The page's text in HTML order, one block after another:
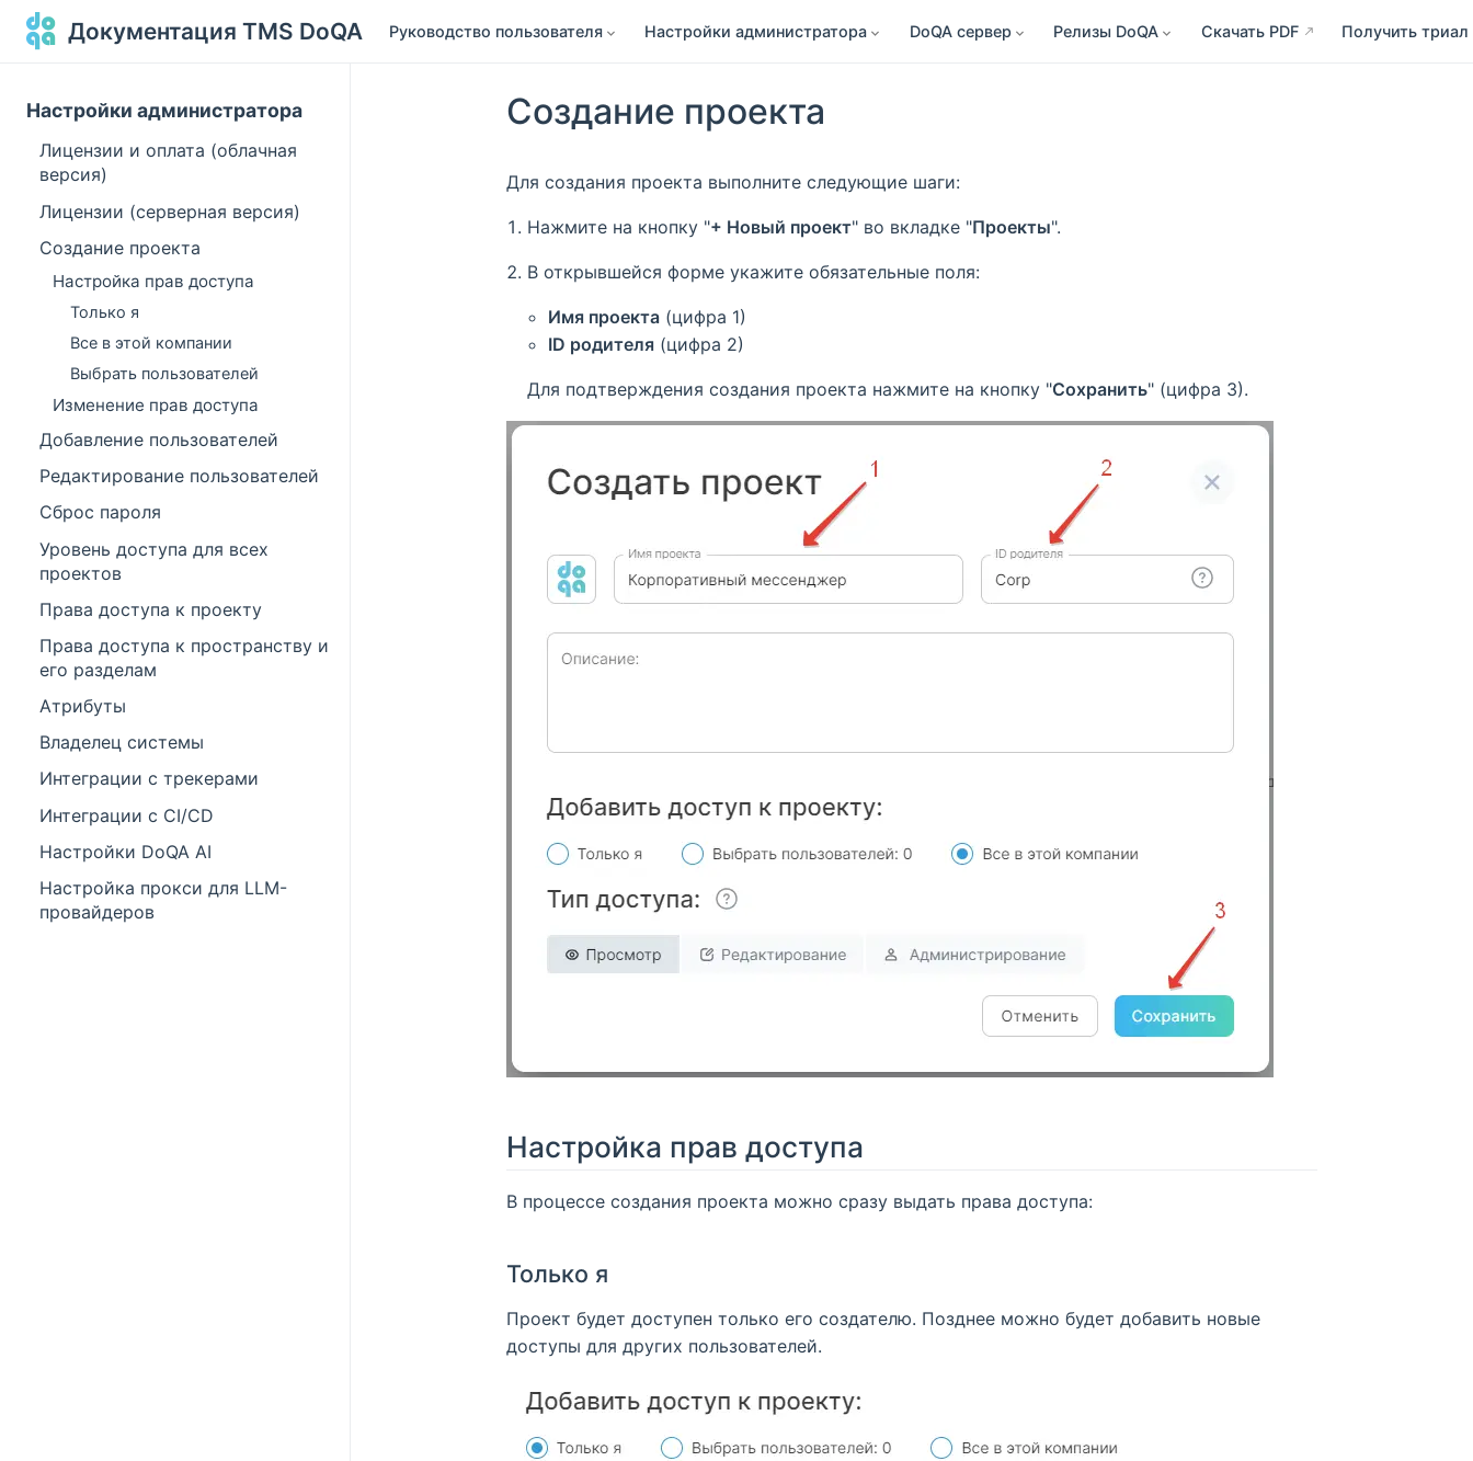
Документация TMS DoQA Руководство пользователя Настройки администратора DoQA сервер Релизы DoQA Скачать PDF Получить триал
Настройки администратора
Лицензии и оплата (облачная
версия)
Лицензии (серверная версия)
Создание проекта
Настройка прав доступа
Только я
Все в этой компании
Выбрать пользователей
Изменение прав доступа
Добавление пользователей
Редактирование пользователей
Сброс пароля
Уровень доступа для всех
проектов
Права доступа к проекту
Права доступа к пространству и
его разделам
Атрибуты
Владелец системы
Интеграции с трекерами
Интеграции с CI/CD
Настройки DoQA AI
Настройка прокси для LLM-
провайдеров
Создание проекта
Для создания проекта выполните следующие шаги:
Нажмите на кнопку "+ Новый проект" во вкладке "Проекты".
В открывшейся форме укажите обязательные поля:
Имя проекта (цифра 1)
ID родителя (цифра 2)
Для подтверждения создания проекта нажмите на кнопку "Сохранить" (цифра 3).
Настройка прав доступа
В процессе создания проекта можно сразу выдать права доступа:
Только я
Проект будет доступен только его создателю. Позднее можно будет добавить новые
доступы для других пользователей.